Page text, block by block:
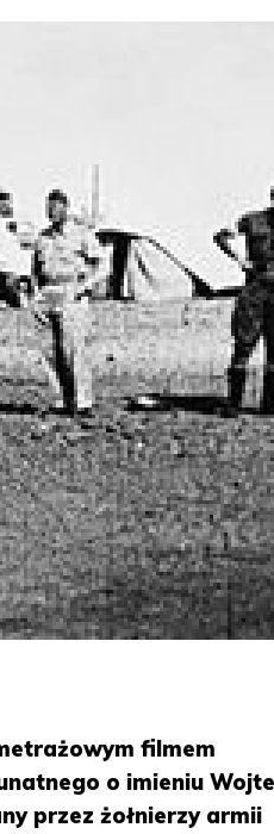
filmem
o imieniu
przez żołnierzy armii